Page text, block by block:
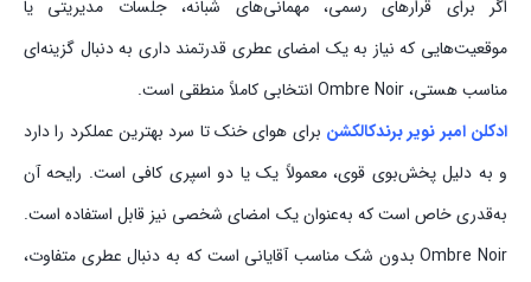
اگر برای قرارهای رسمی، مهمانی‌های شبانه، جلسات مدیریتی یا
موقعیت‌هایی که نیاز به یک امضای عطری قدرتمند داری به دنبال گزینه‌ای
مناسب هستی، Ombre Noir انتخابی کاملاً منطقی است.
ادکلن امبر نویر برندکالکشن برای هوای خنک تا سرد بهترین عملکرد را دارد
و به دلیل پخش‌بوی قوی، معمولاً یک یا دو اسپری کافی است. رایحه آن
به‌قدری خاص است که به‌عنوان یک امضای شخصی نیز قابل استفاده است.
Ombre Noir بدون شک مناسب آقایانی است که به دنبال عطری متفاوت،